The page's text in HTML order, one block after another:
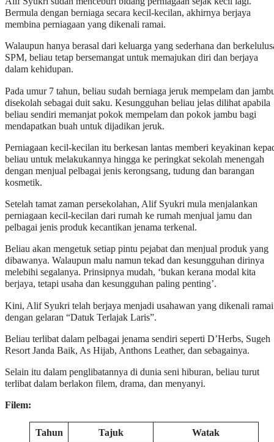
Bermula dengan berniaga secara kecil-kecilan, akhirnya berjaya
membina perniagaan yang dikenali ramai.
Walaupun hanya berasal dari keluarga yang sederhana dan
SPM, beliau tetap bersemangat untuk memajukan diri dan berjaya
dalam kehidupan.
Pada umur 7 tahun, beliau sudah berniaga jeruk mempelam dan
disekolah sebagai duit saku. Kesungguhan beliau jelas dilihat apabila
beliau sendiri memanjat pokok mempelam dan pokok jambu bagi
mendapatkan buah untuk dijadikan jeruk.
Perniagaan kecil-kecilan itu berkesan lantas memberi keyakinan
beliau untuk melakukannya hingga ke peringkat sekolah menengah
dengan menjual pelbagai jenis kerongsang, tudung dan barangan
kosmetik.
Setelah tamat zaman persekolahan, Alif Syukri mula menjalankan
perniagaan kecil-kecilan dari rumah ke rumah menjual jamu dan
pelbagai jenis produk kecantikan jenama terkenal.
Beliau akan mengetuk setiap pintu pejabat dan menjual produk yang
dibawanya. Walaupun malu namun tekad dan kesungguhan dirinya
melebihi segalanya. Prinsipnya mudah, ‘bukan kerana modal kita
berjaya, tetapi usaha dan kesungguhan paling penting’.
Kini, Alif Syukri telah berjaya menjadi usahawan yang dikenali ramai
dengan gelaran “Datuk Terlajak Laris”.
Beliau terlibat dalam pelbagai jenama sendiri seperti D’Herbs, Sugeh
Resort Janda Baik, As Hijab, Anthons Leather, dan sebagainya.
Selain itu dalam penglibatannya di dunia seni hiburan, beliau turut
terlibat dalam berlakon filem, drama, dan menyanyi.
Filem:
Tahun Tajuk Watak